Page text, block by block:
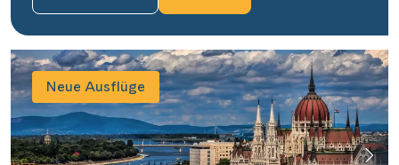
Neue Ausflüge